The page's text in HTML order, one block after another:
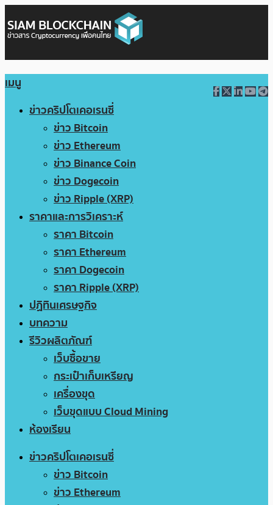
เมนู
ข่าวคริปโตเคอเรนซี่
ข่าว Bitcoin
ข่าว Ethereum
ข่าว Binance Coin
ข่าว Dogecoin
ข่าว Ripple (XRP)
ราคาและการวิเคราะห์
ราคา Bitcoin
ราคา Ethereum
ราคา Dogecoin
ราคา Ripple (XRP)
ปฏิทินเศรษฐกิจ
บทความ
รีวิวผลิตภัณฑ์
เว็บซื้อขาย
กระเป๋าเก็บเหรียญ
เครื่องขุด
เว็บขุดแบบ Cloud Mining
ห้องเรียน
ข่าวคริปโตเคอเรนซี่
ข่าว Bitcoin
ข่าว Ethereum